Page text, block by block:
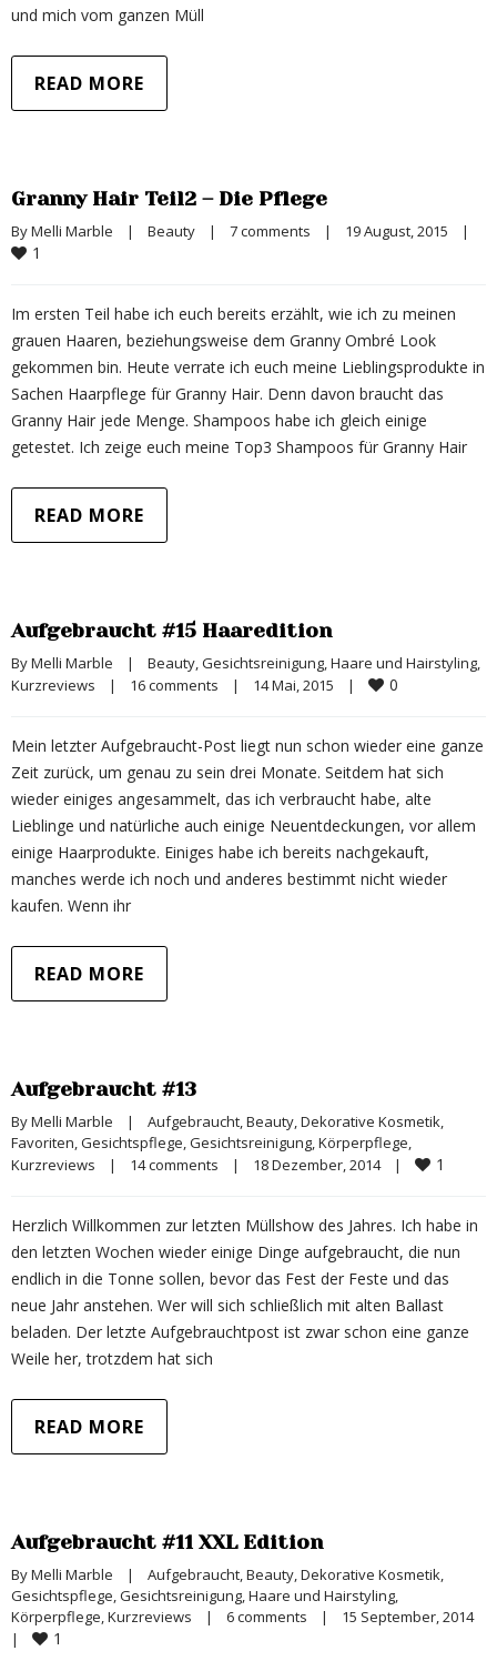
und mich vom ganzen Müll
READ MORE
Granny Hair Teil2 – Die Pflege
By Melli Marble | Beauty | 7 comments | 19 August, 2015 |
1
Im ersten Teil habe ich euch bereits erzählt, wie ich zu meinen
grauen Haaren, beziehungsweise dem Granny Ombré Look
gekommen bin. Heute verrate ich euch meine Lieblingsprodukte in
Sachen Haarpflege für Granny Hair. Denn davon braucht das
Granny Hair jede Menge. Shampoos habe ich gleich einige
getestet. Ich zeige euch meine Top3 Shampoos für Granny Hair
READ MORE
Aufgebraucht #15 Haaredition
By Melli Marble | Beauty, Gesichtsreinigung, Haare und Hairstyling
Kurzreviews
| 16 comments | 14 Mai, 2015 | 0
Mein letzter Aufgebraucht-Post liegt nun schon wieder eine ganze
Zeit zurück, um genau zu sein drei Monate. Seitdem hat sich
wieder einiges angesammelt, das ich verbraucht habe, alte
Lieblinge und natürliche auch einige Neuentdeckungen, vor allem
einige Haarprodukte. Einiges habe ich bereits nachgekauft,
manches werde ich noch und anderes bestimmt nicht wieder
kaufen. Wenn ihr
READ MORE
Aufgebraucht #13
By Melli Marble | Aufgebraucht, Beauty, Dekorative Kosmetik
Favoriten, Gesichtspflege, Gesichtsreinigung, Körperpflege
Kurzreviews
| 14 comments | 18 Dezember, 2014 | 1
Herzlich Willkommen zur letzten Müllshow des Jahres. Ich habe in
den letzten Wochen wieder einige Dinge aufgebraucht, die nun
endlich in die Tonne sollen, bevor das Fest der Feste und das
neue Jahr anstehen. Wer will sich schließlich mit alten Ballast
beladen. Der letzte Aufgebrauchtpost ist zwar schon eine ganze
Weile her, trotzdem hat sich
READ MORE
Aufgebraucht #11 XXL Edition
By Melli Marble | Aufgebraucht, Beauty, Dekorative Kosmetik
Gesichtspflege, Gesichtsreinigung, Haare und Hairstyling
Körperpflege, Kurzreviews | 6 comments |
15 September, 2014
|
1